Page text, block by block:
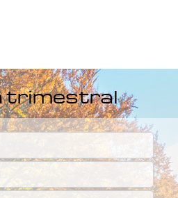
trimestral